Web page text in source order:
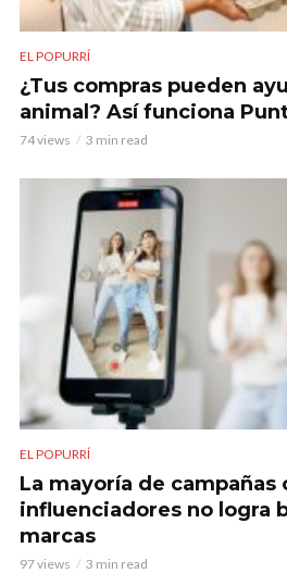
EL POPURRÍ
¿Tus compras pueden
animal? Así funciona
74 views 3 min read
EL POPURRÍ
La mayoría de campañas
influenciadores no logra
marcas
97 views 3 min read